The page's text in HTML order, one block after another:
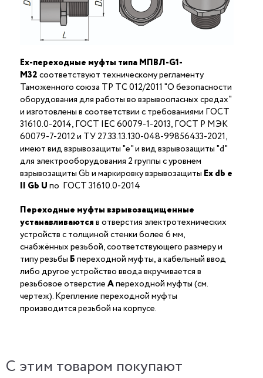
Ex-переходные муфты типа МПВЛ-G1-
М32соответствуют техническому регламенту
Таможенного союза ТР ТС 012/2011 "О безопасности
оборудования для работы во взрывоопасных средах"
и изготовлены в соответствии с требованиями ГОСТ
31610.0-2014, ГОСТ IEC 60079-1-2013, ГОСТ Р МЭК
60079-7-2012 и ТУ 27.33.13.130-048-99856433-2021,
имеют вид взрывозащиты "е" и вид взрывозащиты "d"
для электрооборудования 2 группы с уровнем
взрывозащиты Gb и маркировку взрывозащиты Ех db е
II Gb Uпо ГОСТ 31610.0-2014
Переходные муфты взрывозащищенные
устанавливаютсяв отверстия электротехнических
устройств с толщиной стенки более 6 мм,
снабжённых резьбой, соответствующего размеру и
типу резьбы Бпереходной муфты, а кабельный ввод
либо другое устройство ввода вкручивается в
резьбовое отверстиеАпереходной муфты (см.
чертеж). Крепление переходной муфты
производится резьбой на корпусе.
C этим товаром покупают